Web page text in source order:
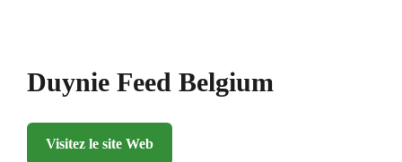
Duynie Feed Belgium
Visitez le site Web